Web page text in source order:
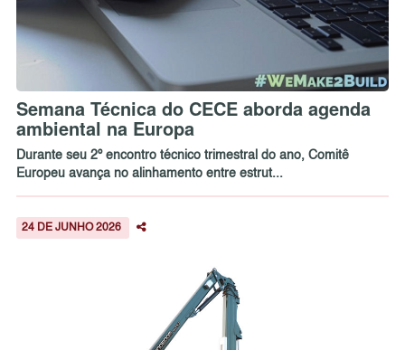
Semana Técnica do CECE aborda agenda
ambiental na Europa
Durante seu 2º encontro técnico trimestral do ano, Comitê
Europeu avança no alinhamento entre estrut...
24 DE JUNHO 2026